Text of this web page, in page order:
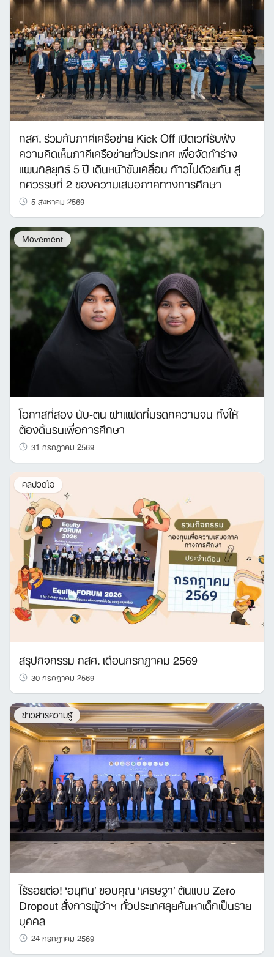
กสศ. ร่วมกับภาคีเครือข่าย Kick Off เปิดเวทีรับฟัง
ความคิดเห็นภาคีเครือข่ายทั่วประเทศ เพื่อจัดทำร่าง
แผนกลยุทธ์ 5 ปี เดินหน้าขับเคลื่อน ก้าวไปด้วยกัน สู่
ทศวรรษที่ 2 ของความเสมอภาคทางการศึกษา
5 สิงหาคม 2569
Movement
โอกาสที่สอง นับ-ตน ฝาแฝดที่มรดกความจน ทิ้งให้
ต้องดิ้นรนเพื่อการศึกษา
31 กรกฎาคม 2569
คลิปวิดีโอ
สรุปกิจกรรม กสศ. เดือนกรกฎาคม 2569
30 กรกฎาคม 2569
ข่าวสารความรู้
ไร้รอยต่อ! ‘อนุทิน’ ขอบคุณ ‘เศรษฐา’ ต้นแบบ Zero
Dropout สั่งการผู้ว่าฯ ทั่วประเทศลุยค้นหาเด็กเป็นราย
บุคคล
24 กรกฎาคม 2569